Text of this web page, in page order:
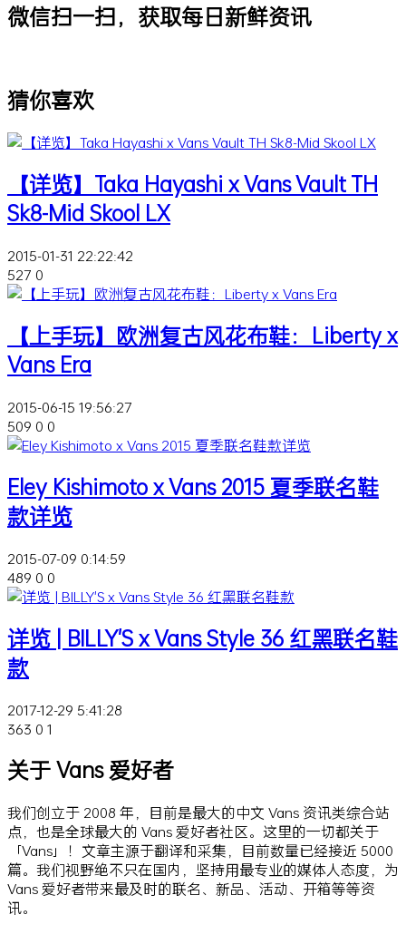
微信扫一扫，获取每日新鲜资讯
猜你喜欢
【详览】Taka Hayashi x Vans Vault TH
Sk8-Mid Skool LX
2015-01-31 22:22:42
527 0
【上手玩】欧洲复古风花布鞋：Liberty x
Vans Era
2015-06-15 19:56:27
509 0 0
Eley Kishimoto x Vans 2015 夏季联名鞋
款详览
2015-07-09 0:14:59
489 0 0
详览 | BILLY'S x Vans Style 36 红黑联名鞋
款
2017-12-29 5:41:28
363 0 1
关于 Vans 爱好者
我们创立于 2008 年，目前是最大的中文 Vans 资讯类综合站
点，也是全球最大的 Vans 爱好者社区。这里的一切都关于
「Vans」！文章主源于翻译和采集，目前数量已经接近 5000
篇。我们视野绝不只在国内，坚持用最专业的媒体人态度，为
Vans 爱好者带来最及时的联名、新品、活动、开箱等等资
讯。